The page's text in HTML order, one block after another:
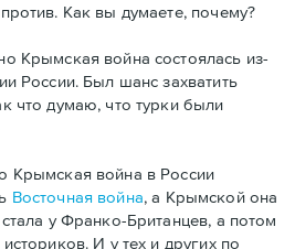
Как вы думаете, почему?
Крымская война состоялась из-
России. Был шанс захватить
что думаю, что турки были
Крымская война в России
Восточная война, а Крымской она
у Франко-Британцев, а потом
И у тех и других по